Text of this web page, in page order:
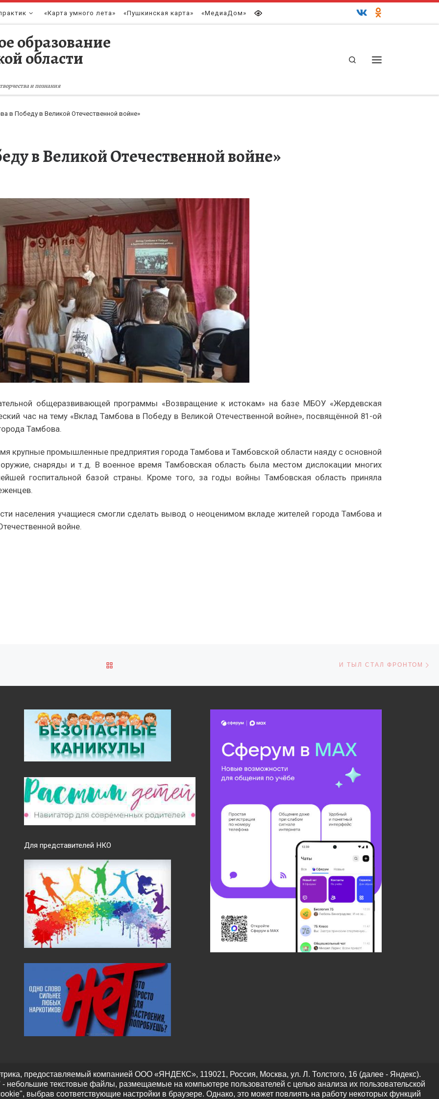
«Карта умного лета» «Пушкинская карта» «МедиаДом»
образование
области
и познания
Search
в Победу в Великой Отечественной войне»
в Великой Отечественной войне»
общеразвивающей программы «Возвращение к истокам» на базе МБОУ «Жердевская
час на тему «Вклад Тамбова в Победу в Великой Отечественной войне», посвящённой 81-ой
Тамбова.
крупные промышленные предприятия города Тамбова и Тамбовской области наяду с основной
оружие, снаряды и т.д. В военное время Тамбовская область была местом дислокации многих
госпитальной базой страны. Кроме того, за годы войны Тамбовская область приняла
населения учащиеся смогли сделать вывод о неоценимом вкладе жителей города Тамбова и
войне.
И ТЫЛ СТАЛ ФРОНТОМ
Для представителей НКО
предоставляемый компанией ООО «ЯНДЕКС», 119021, Россия, Москва, ул. Л. Толстого, 16 (далее - Яндекс).
небольшие текстовые файлы, размещаемые на компьютере пользователей с целью анализа их пользовательской
выбрав соответствующие настройки в браузере. Однако, это может повлиять на работу некоторых функций